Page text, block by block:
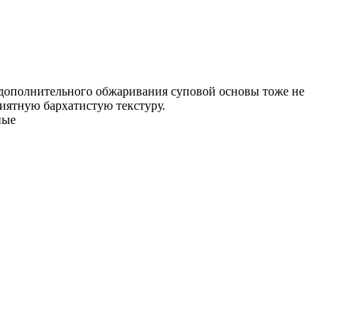
обжаривания суповой основы тоже не
бархатистую текстуру.